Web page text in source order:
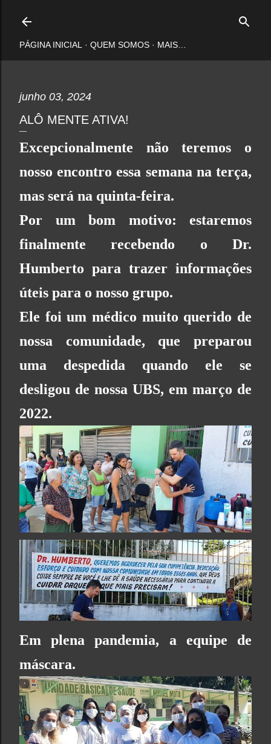
PÁGINA INICIAL QUEM SOMOS MAIS…
junho 03, 2024
ALÔ MENTE ATIVA!
Excepcionalmente não teremos o
nosso encontro essa semana na terça,
mas será na quinta-feira.
Por um bom motivo: estaremos
finalmente recebendo o Dr.
Humberto para trazer informações
úteis para o nosso grupo.
Ele foi um médico muito querido de
nossa comunidade, que preparou
uma despedida quando ele se
desligou de nossa UBS, em março de
2022.
Em plena pandemia, a equipe de
máscara.